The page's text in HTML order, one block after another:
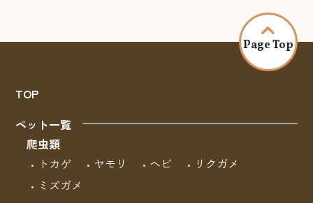
TOP
ペット一覧
爬虫類
トカゲ
ヤモリ ヘビ
リクガメ
ミズガメ
Page Top